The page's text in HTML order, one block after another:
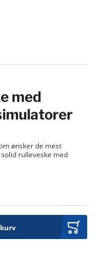
med
ønsker de mest
rulleveske med